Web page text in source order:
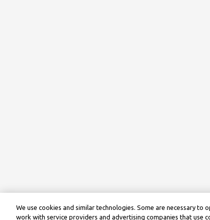
We use cookies and similar technologies. Some are necessary to
work with service providers and advertising companies that use